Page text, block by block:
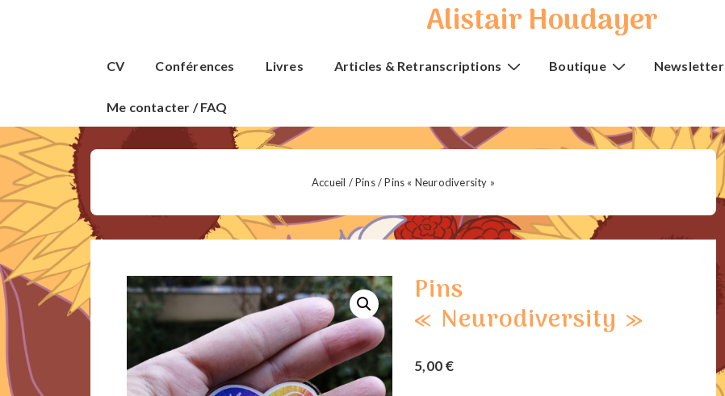
Alistair Houdayer
Navigation
CV Conférences Livres Articles & Retranscriptions Boutique Newsletter
Me contacter / FAQ
Accueil /Pins/ Pins « Neurodiversity »
Pins
« Neurodiversity »
5,00€